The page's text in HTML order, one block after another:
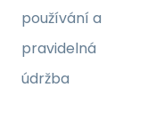
používání a
pravidelná
údržba